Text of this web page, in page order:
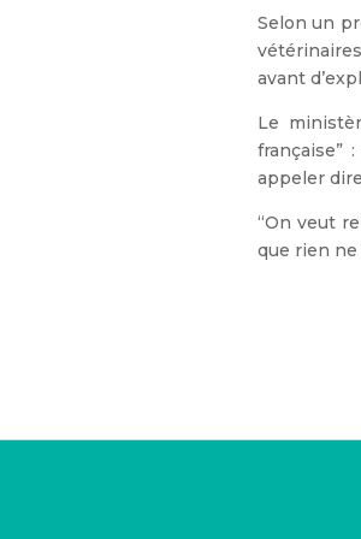
Selon un
avant
Le
française”
appeler
“On veut
que rien